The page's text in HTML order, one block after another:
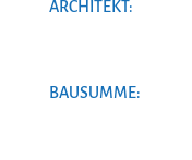
ARCHITEKT:
BAUSUMME: